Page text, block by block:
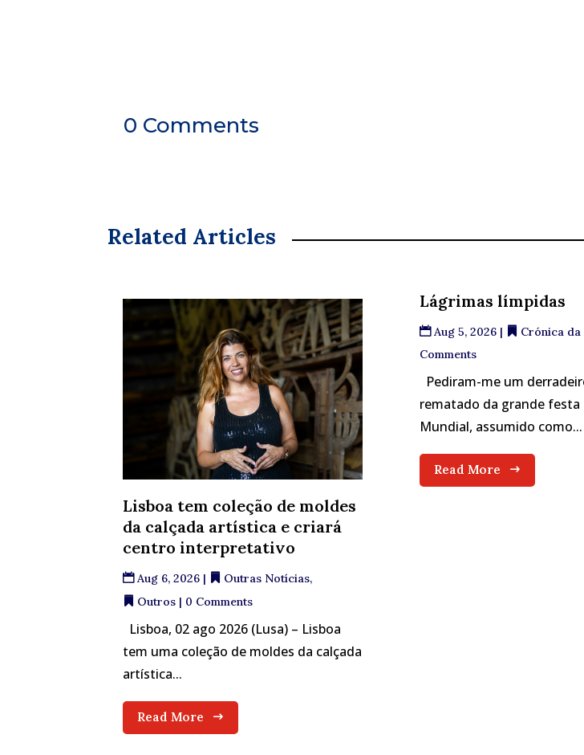
0 Comments
Related Articles
Lisboa tem coleção de moldes
da calçada artística e criará
centro interpretativo
Aug 6, 2026 | Outras Notícias,
Outros | 0 Comments
Lisboa, 02 ago 2026 (Lusa) – Lisboa
tem uma coleção de moldes da calçada
artística...
Read More
Lágrimas límpidas
Aug 5, 2026| Crónica
Comments
Pediram-me um
rematado da grande festa
Mundial, assumido como...
Read More